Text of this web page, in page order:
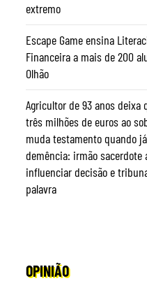
extremo
Escape Game ensina
Financeira a mais de 200
Olhão
Agricultor de 93 anos deixa
três milhões de euros ao
muda testamento quando
demência: irmão sacerdote
influenciar decisão e
palavra
OPINIÃO